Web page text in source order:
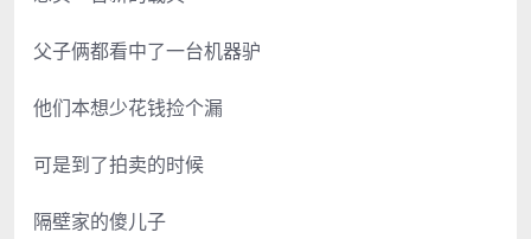
父子俩都看中了一台机器驴
他们本想少花钱捡个漏
可是到了拍卖的时候
隔壁家的傻儿子